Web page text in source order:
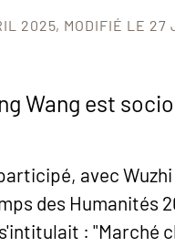
2025 MODIFIÉ LE 27
Wang est
avec
des Humanités
: "Marché